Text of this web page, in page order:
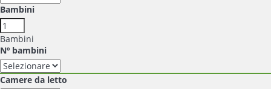
Bambini
Bambini
Nº bambini
Camere da letto